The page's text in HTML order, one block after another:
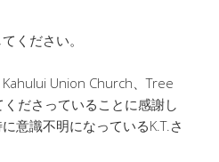
ください。
Union Church、Tree
ださっていることに感謝し
意識不明になっているK.T.さ